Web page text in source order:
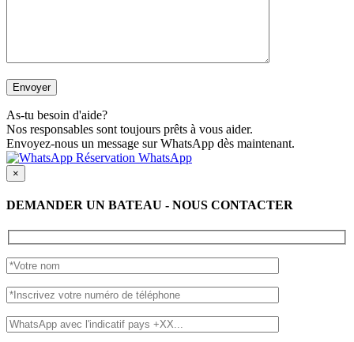
As-tu besoin d'aide?
Nos responsables sont toujours prêts à vous aider.
Envoyez-nous un message sur WhatsApp dès maintenant.
Réservation WhatsApp
×
DEMANDER UN BATEAU - NOUS CONTACTER